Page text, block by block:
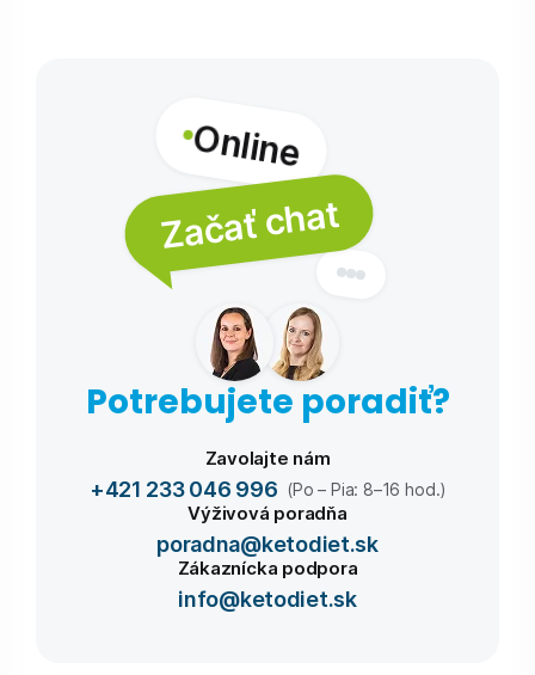
Online
Začať chat
Potrebujete poradiť?
Zavolajte nám
+421 233 046 996 (Po – Pia: 8–16 hod.)
Výživová poradňa
poradna@ketodiet.sk
Zákaznícka podpora
info@ketodiet.sk